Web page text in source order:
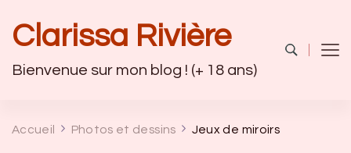
Clarissa Rivière
Bienvenue sur mon blog ! (+ 18 ans)
Accueil Photos et dessins Jeux de miroirs